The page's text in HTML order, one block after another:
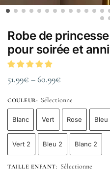
Robe de
pour soirée et
51.99€ –60.99€
COULEUR: Sélectionne
Blanc Vert Rose Bleu
Vert 2 Bleu 2 Blanc 2
TAILLE ENFANT: Sélectionne